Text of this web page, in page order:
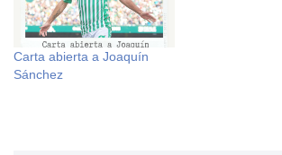
Carta abierta a Joaquín
Sánchez